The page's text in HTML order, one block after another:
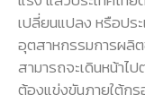
เปลี่ยนแปลง หรือปร
อุตสาหกรรมการผลิ
สามารถจะเดินหน้าไ
ต้องแข่งขันภายใต้ก